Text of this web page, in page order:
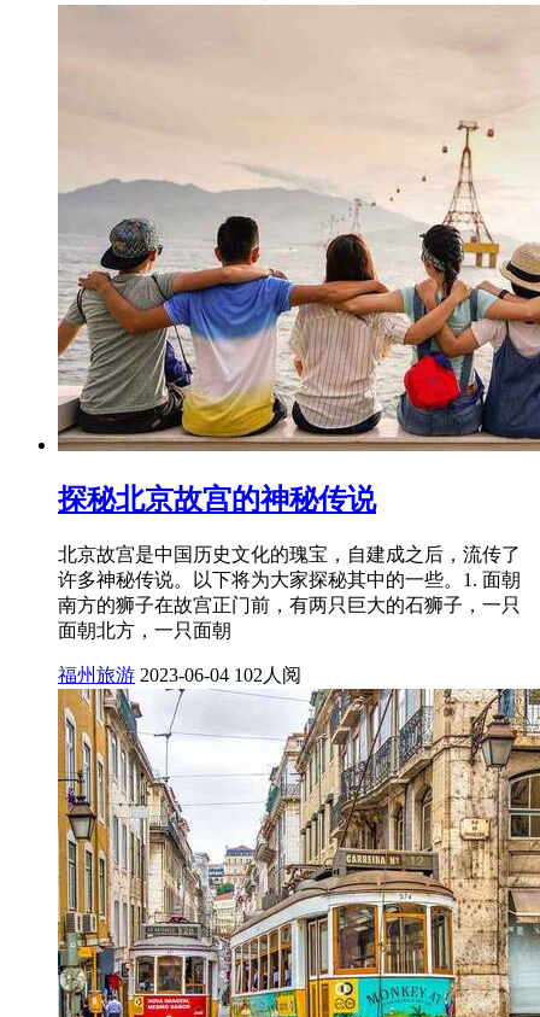
探秘北京故宫的神秘传说
北京故宫是中国历史文化的瑰宝，自建成之后，流传了
许多神秘传说。以下将为大家探秘其中的一些。1. 面朝
南方的狮子在故宫正门前，有两只巨大的石狮子，一只
面朝北方，一只面朝
福州旅游 2023-06-04 102人阅